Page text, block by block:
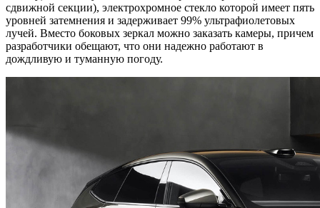
сдвижной секции), электрохромное стекло которой имеет пять
уровней затемнения и задерживает 99% ультрафиолетовых
лучей. Вместо боковых зеркал можно заказать камеры, причем
разработчики обещают, что они надежно работают в
дождливую и туманную погоду.